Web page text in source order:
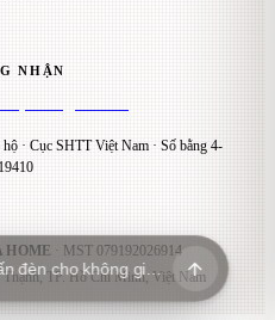
NHẬN
· Cục SHTT Việt Nam · Số bằng 4-
HOME · MST 079192026914
TP. Hồ Chí Minh, Việt Nam
đèn cho không gian…